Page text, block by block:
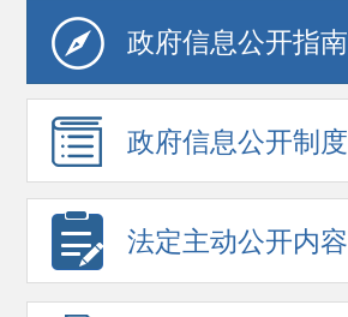
政府信息公开指南
政府信息公开制度
法定主动公开内容